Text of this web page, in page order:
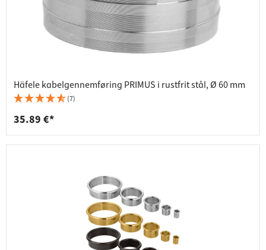
Häfele kabelgennemføring PRIMUS i rustfrit stål, Ø 60 mm
(7)
35.89 €*